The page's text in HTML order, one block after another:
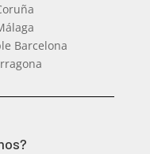
Barcelona